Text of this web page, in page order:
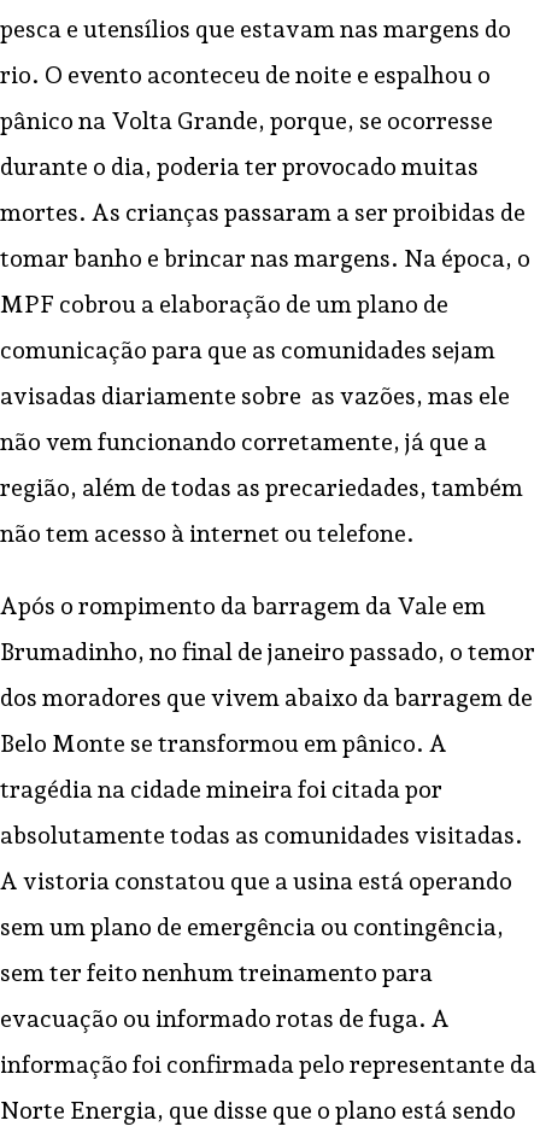
pesca e utensílios que estavam nas margens do
rio. O evento aconteceu de noite e espalhou o
pânico na Volta Grande, porque, se ocorresse
durante o dia, poderia ter provocado muitas
mortes. As crianças passaram a ser proibidas de
tomar banho e brincar nas margens. Na época, o
MPF cobrou a elaboração de um plano de
comunicação para que as comunidades sejam
avisadas diariamente sobre as vazões, mas ele
não vem funcionando corretamente, já que a
região, além de todas as precariedades, também
não tem acesso à internet ou telefone.
Após o rompimento da barragem da Vale em
Brumadinho, no final de janeiro passado, o temor
dos moradores que vivem abaixo da barragem de
Belo Monte se transformou em pânico. A
tragédia na cidade mineira foi citada por
absolutamente todas as comunidades visitadas.
A vistoria constatou que a usina está operando
sem um plano de emergência ou contingência,
sem ter feito nenhum treinamento para
evacuação ou informado rotas de fuga. A
informação foi confirmada pelo representante da
Norte Energia, que disse que o plano está sendo